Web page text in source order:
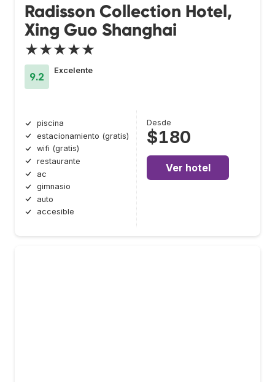
Radisson Collection Hotel,
Xing Guo Shanghai
★★★★★
9.2
Excelente
piscina
estacionamiento (gratis)
wifi (gratis)
restaurante
ac
gimnasio
auto
accesible
Desde
$180
Ver hotel